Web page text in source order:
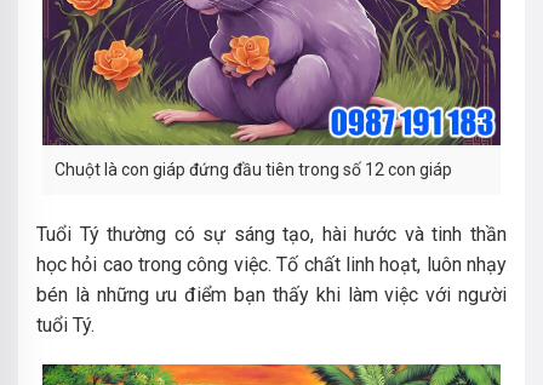
Chuột là con giáp đứng đầu tiên trong số 12 con giáp
Tuổi Tý thường có sự sáng tạo, hài hước và tinh thần
học hỏi cao trong công việc. Tố chất linh hoạt, luôn nhạy
bén là những ưu điểm bạn thấy khi làm việc với người
tuổi Tý.